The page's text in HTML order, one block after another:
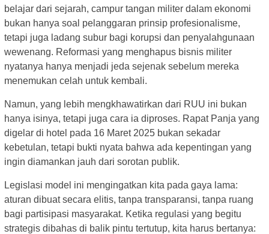
belajar dari sejarah, campur tangan militer dalam ekonomi
bukan hanya soal pelanggaran prinsip profesionalisme,
tetapi juga ladang subur bagi korupsi dan penyalahgunaan
wewenang. Reformasi yang menghapus bisnis militer
nyatanya hanya menjadi jeda sejenak sebelum mereka
menemukan celah untuk kembali.
Namun, yang lebih mengkhawatirkan dari RUU ini bukan
hanya isinya, tetapi juga cara ia diproses. Rapat Panja yang
digelar di hotel pada 16 Maret 2025 bukan sekadar
kebetulan, tetapi bukti nyata bahwa ada kepentingan yang
ingin diamankan jauh dari sorotan publik.
Legislasi model ini mengingatkan kita pada gaya lama:
aturan dibuat secara elitis, tanpa transparansi, tanpa ruang
bagi partisipasi masyarakat. Ketika regulasi yang begitu
strategis dibahas di balik pintu tertutup, kita harus bertanya: